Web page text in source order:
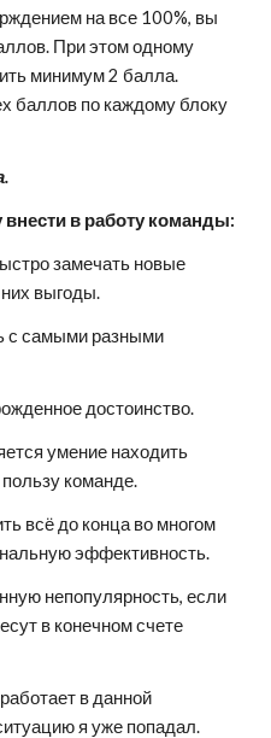
на все 100%, вы
При этом одному
минимум 2 балла.
баллов по каждому блоку
в работу команды:
замечать новые
выгоды.
с самыми разными
достоинство.
умение находить
команде.
всё до конца во многом
эффективность.
непопулярность, если
в конечном счете
в данной
я уже попадал.